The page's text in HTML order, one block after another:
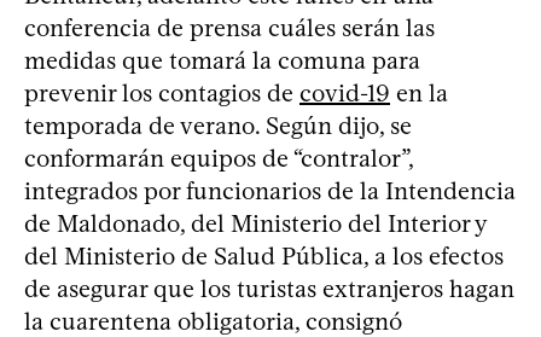
conferencia de prensa cuáles serán las
medidas que tomará la comuna para
prevenir los contagios de covid-19 en la
temporada de verano. Según dijo, se
conformarán equipos de “contralor”,
integrados por funcionarios de la Intendencia
de Maldonado, del Ministerio del Interior y
del Ministerio de Salud Pública, a los efectos
de asegurar que los turistas extranjeros hagan
la cuarentena obligatoria, consignó